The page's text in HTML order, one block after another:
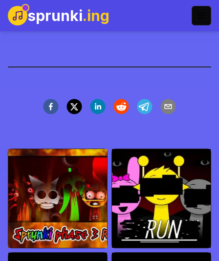
sprunki.ing
Jugar Ahora